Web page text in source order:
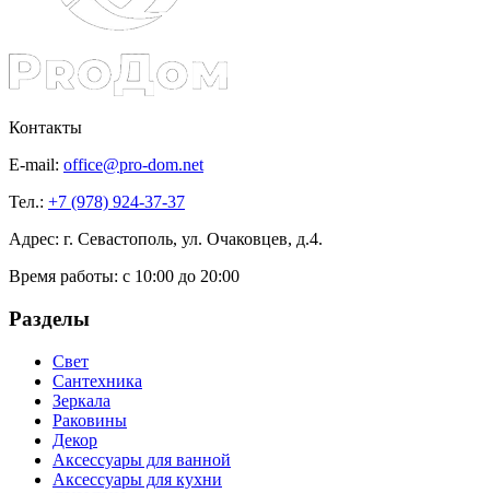
Контакты
E-mail: office@pro-dom.net
Тел.: +7 (978) 924-37-37
Адрес: г. Севастополь, ул. Очаковцев, д.4.
Время работы: с 10:00 до 20:00
Разделы
Свет
Сантехника
Зеркала
Раковины
Декор
Аксессуары для ванной
Аксессуары для кухни